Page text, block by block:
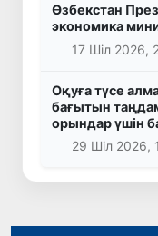
Өзбекстан
экономика
17 Шіл 2026,
Оқуға түсе
бағытын
орындар үшін
29 Шіл 2026,